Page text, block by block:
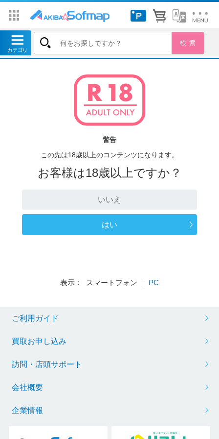
警告
この先は18歳以上のコンテンツになります。
お客様は18歳以上ですか？
いいえ
はい
表示： スマートフォン ｜ PC
ご利用ガイド
買取お申し込み
訪問・店頭サポート
会社概要
企業情報